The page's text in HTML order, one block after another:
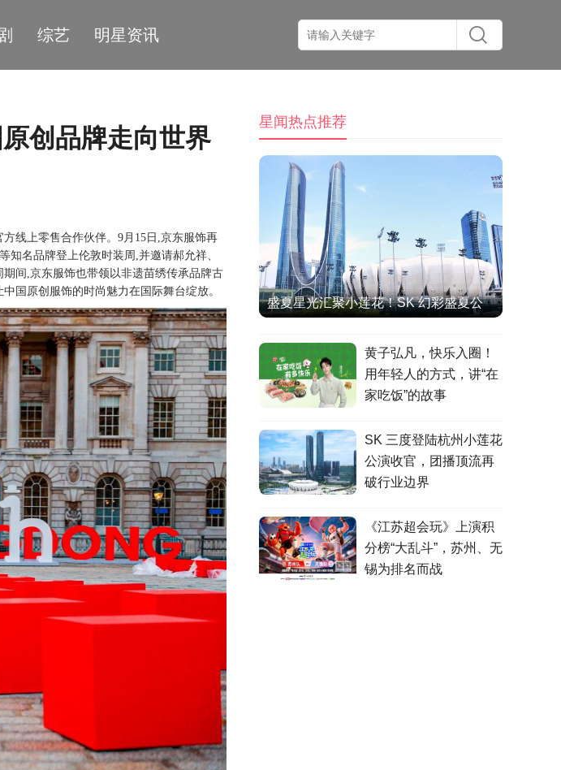
综艺 明星资讯
创品牌走向世界
线上零售合作伙伴。9月15日,京东服饰再
知名品牌登上伦敦时装周,并邀请郝允祥、
间,京东服饰也带领以非遗苗绣传承品牌古
国原创服饰的时尚魅力在国际舞台绽放。
星闻热点推荐
盛夏星光汇聚小莲花！SK 幻彩盛夏公
黄子弘凡，快乐入圈！
用年轻人的方式，讲“在
家吃饭”的故事
SK 三度登陆杭州小莲花
公演收官，团播顶流再
破行业边界
《江苏超会玩》上演积
分榜“大乱斗”，苏州、无
锡为排名而战